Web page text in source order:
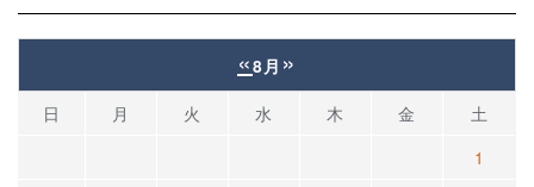
«8月 »
日 月 火 水 木 金
土
1